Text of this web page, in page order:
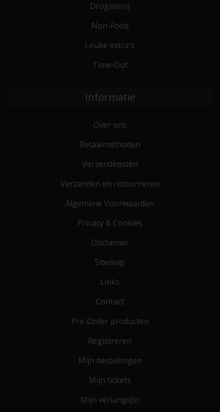
Drogisterij
Non-Food
Leuke extra's
Time-Out
Informatie
Over ons
Betaalmethoden
Verzendkosten
Verzenden en retourneren
Algemene Voorwaarden
Privacy & Cookies
Disclaimer
Sitemap
Links
Contact
Pre-Order producten
Registreren
Mijn bestellingen
Mijn tickets
Mijn verlanglijst